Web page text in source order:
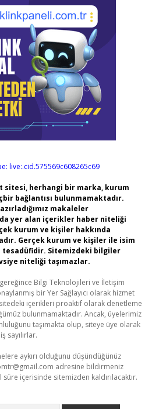
live:.cid.575569c608265c69
sitesi, herhangi bir marka, kurum
bağlantısı bulunmamaktadır.
makaleler
yer alan içerikler haber niteliği
kurum ve kişiler hakkında
Gerçek kurum ve kişiler ile isim
Sitemizdeki bilgiler
niteliği taşımazlar.
gereğince Bilgi Teknolojileri ve İletişim
bir Yer Sağlayıcı olarak hizmet
içerikleri proaktif olarak denetleme
bulunmamaktadır. Ancak, üyelerimiz
taşımakta olup, siteye üye olarak
sayılırlar.
aykırı olduğunu düşündüğünüz
adresine bildirmeniz
içerisinde sitemizden kaldırılacaktır.